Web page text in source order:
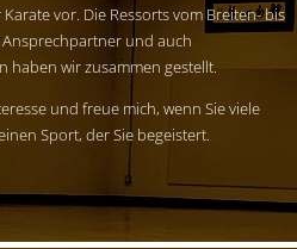
vor. Die Ressorts vom Breiten- bis
und auch
wir zusammen gestellt.
und freue mich, wenn Sie viele
Sport, der Sie begeistert.